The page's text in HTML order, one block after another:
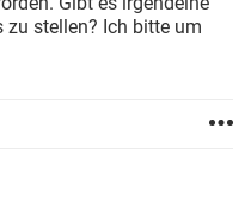
stellen? Ich bitte um